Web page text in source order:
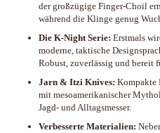
der großzügige Finger-Choil
während die Klinge genug
Die K-Night Serie: Erstmals
moderne, taktische
Robust, zuverlässig und bereit
Jarn & Itzi Knives: Kompakte
mit mesoamerikanischer
Jagd- und Alltagsmesser.
Verbesserte Materialien: